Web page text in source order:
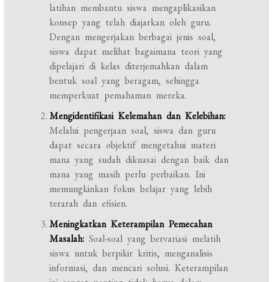
latihan membantu siswa mengaplikasikan
konsep yang telah diajarkan oleh guru.
Dengan mengerjakan berbagai jenis soal,
siswa dapat melihat bagaimana teori yang
dipelajari di kelas diterjemahkan dalam
bentuk soal yang beragam, sehingga
memperkuat pemahaman mereka.
Mengidentifikasi Kelemahan dan Kelebihan:
Melalui pengerjaan soal, siswa dan guru
dapat secara objektif mengetahui materi
mana yang sudah dikuasai dengan baik dan
mana yang masih perlu perbaikan. Ini
memungkinkan fokus belajar yang lebih
terarah dan efisien.
Meningkatkan Keterampilan Pemecahan
Masalah: Soal-soal yang bervariasi melatih
siswa untuk berpikir kritis, menganalisis
informasi, dan mencari solusi. Keterampilan